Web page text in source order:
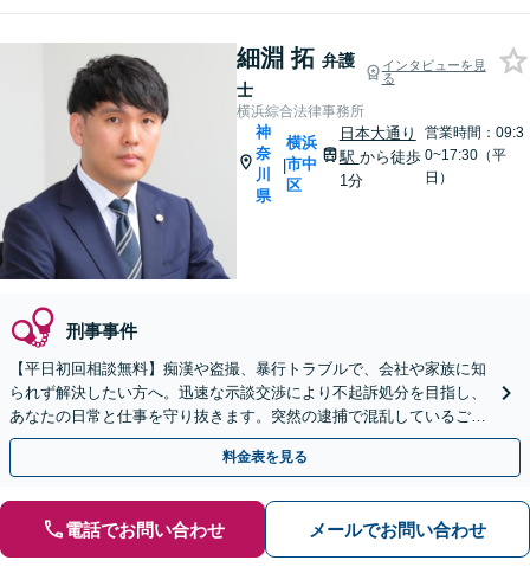
細淵 拓 弁護
士
インタビューを見
る
横浜綜合法律事務所
神
奈
川
県
|
横浜
市中
区
日本大通り
駅 から徒歩
1分
営業時間：09:3
0~17:30（平
日）
刑事事件
【平日初回相談無料】痴漢や盗撮、暴行トラブルで、会社や家族に知
られず解決したい方へ。迅速な示談交渉により不起訴処分を目指し、
あなたの日常と仕事を守り抜きます。突然の逮捕で混乱しているご家
族からのご相談も対応可能です。
料金表を見る
電話でお問い合わせ メールでお問い合わせ